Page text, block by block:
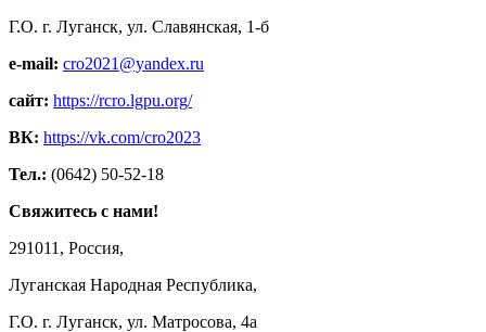
Г.О. г. Луганск, ул. Славянская, 1-б
e-mail: cro2021@yandex.ru
сайт: https://rcro.lgpu.org/
ВК: https://vk.com/cro2023
Тел.: (0642) 50-52-18
Свяжитесь с нами!
291011, Россия,
Луганская Народная Республика,
Г.О. г. Луганск, ул. Матросова, 4а